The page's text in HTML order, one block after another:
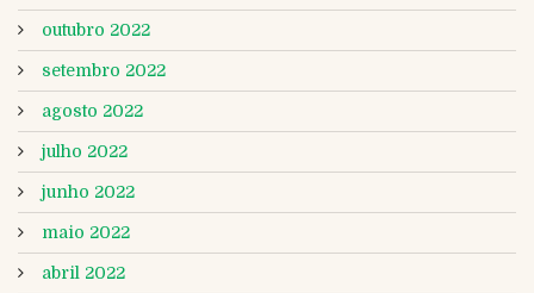
outubro 2022
setembro 2022
agosto 2022
julho 2022
junho 2022
maio 2022
abril 2022